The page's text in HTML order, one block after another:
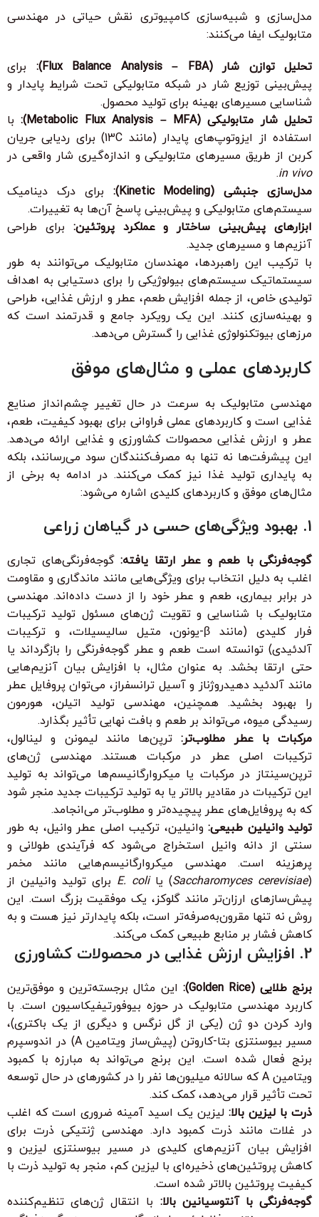
مدل‌سازی و شبیه‌سازی کامپیوتری نقش حیاتی در مهندسی
متابولیک ایفا می‌کنند:
تحلیل توازن شار (Flux Balance Analysis – FBA):
برای
پیش‌بینی توزیع شار در شبکه متابولیکی تحت شرایط پایدار و
شناسایی مسیرهای بهینه برای تولید محصول.
تحلیل شار متابولیکی (Metabolic Flux Analysis – MFA):
با
استفاده از ایزوتوپ‌های پایدار (مانند 13C) برای ردیابی جریان
کربن از طریق مسیرهای متابولیکی و اندازه‌گیری شار واقعی در
in vivo
.
مدل‌سازی جنبشی (Kinetic Modeling):
برای درک دینامیک
سیستم‌های متابولیکی و پیش‌بینی پاسخ آن‌ها به تغییرات.
ابزارهای پیش‌بینی ساختار و عملکرد پروتئین: برای طراحی
آنزیم‌ها و مسیرهای جدید.
با ترکیب این راهبردها، مهندسان متابولیک می‌توانند به طور
سیستماتیک سیستم‌های بیولوژیکی را برای دستیابی به اهداف
تولیدی خاص، از جمله افزایش طعم، عطر و ارزش غذایی، طراحی
و بهینه‌سازی کنند. این یک رویکرد جامع و قدرتمند است که
مرزهای بیوتکنولوژی غذایی را گسترش می‌دهد.
کاربردهای عملی و مثال‌های موفق
مهندسی متابولیک به سرعت در حال تغییر چشم‌انداز صنایع
غذایی است و کاربردهای عملی فراوانی برای بهبود کیفیت، طعم،
عطر و ارزش غذایی محصولات کشاورزی و غذایی ارائه می‌دهد.
این پیشرفت‌ها نه تنها به مصرف‌کنندگان سود می‌رسانند، بلکه
به پایداری تولید غذا نیز کمک می‌کنند. در ادامه به برخی از
مثال‌های موفق و کاربردهای کلیدی اشاره می‌شود:
1. بهبود ویژگی‌های حسی در گیاهان زراعی
گوجه‌فرنگی با طعم و عطر ارتقا یافته: گوجه‌فرنگی‌های تجاری
اغلب به دلیل انتخاب برای ویژگی‌هایی مانند ماندگاری و مقاومت
در برابر بیماری، طعم و عطر خود را از دست داده‌اند. مهندسی
متابولیک با شناسایی و تقویت ژن‌های مسئول تولید ترکیبات
فرار کلیدی (مانند β-یونون، متیل سالیسیلات، و ترکیبات
آلدئیدی) توانسته است طعم و عطر گوجه‌فرنگی را بازگرداند یا
حتی ارتقا بخشد. به عنوان مثال، با افزایش بیان آنزیم‌هایی
مانند آلدئید دهیدروژناز و آسیل ترانسفراز، می‌توان پروفایل عطر
را بهبود بخشید. همچنین، مهندسی تولید اتیلن، هورمون
رسیدگی میوه، می‌تواند بر طعم و بافت نهایی تأثیر بگذارد.
مرکبات با عطر مطلوب‌تر:ترپن‌ها مانند لیمونن و لینالول،
ترکیبات اصلی عطر در مرکبات هستند. مهندسی ژن‌های
ترپن‌سینتاز در مرکبات یا میکروارگانیسم‌ها می‌تواند به تولید
این ترکیبات در مقادیر بالاتر یا به تولید ترکیبات جدید منجر شود
که به پروفایل‌های عطر پیچیده‌تر و مطلوب‌تر می‌انجامد.
تولید وانیلین طبیعی:وانیلین، ترکیب اصلی عطر وانیل، به طور
سنتی از دانه وانیل استخراج می‌شود که فرآیندی طولانی و
پرهزینه است. مهندسی میکروارگانیسم‌هایی مانند مخمر
(
Saccharomyces cerevisiae) یاE. coli برای تولید وانیلین از
پیش‌سازهای ارزان‌تر مانند گلوکز، یک موفقیت بزرگ است. این
روش نه تنها مقرون‌به‌صرفه‌تر است، بلکه پایدارتر نیز هست و به
کاهش فشار بر منابع طبیعی کمک می‌کند.
2. افزایش ارزش غذایی در محصولات کشاورزی
برنج طلایی (Golden Rice):
این مثال برجسته‌ترین و موفق‌ترین
کاربرد مهندسی متابولیک در حوزه بیوفورتیفیکاسیون است. با
وارد کردن دو ژن (یکی از گل نرگس و دیگری از یک باکتری)،
مسیر بیوسنتزی بتا-کاروتن (پیش‌ساز ویتامین A) در اندوسپرم
برنج فعال شده است. این برنج می‌تواند به مبارزه با کمبود
ویتامین A که سالانه میلیون‌ها نفر را در کشورهای در حال توسعه
تحت تأثیر قرار می‌دهد، کمک کند.
ذرت با لیزین بالا: لیزین یک اسید آمینه ضروری است که اغلب
در غلات مانند ذرت کمبود دارد. مهندسی ژنتیکی ذرت برای
افزایش بیان آنزیم‌های کلیدی در مسیر بیوسنتزی لیزین و
کاهش پروتئین‌های ذخیره‌ای با لیزین کم، منجر به تولید ذرت با
کیفیت پروتئین بالاتر شده است.
گوجه‌فرنگی با آنتوسیانین بالا: با انتقال ژن‌های تنظیم‌کننده